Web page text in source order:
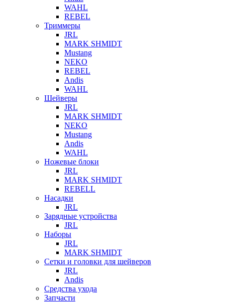
WAHL
REBEL
Триммеры
JRL
MARK SHMIDT
Mustang
NEKO
REBEL
Andis
WAHL
Шейверы
JRL
MARK SHMIDT
NEKO
Mustang
Andis
WAHL
Ножевые блоки
JRL
MARK SHMIDT
REBELL
Насадки
JRL
Зарядные устройства
JRL
Наборы
JRL
MARK SHMIDT
Сетки и головки для шейверов
JRL
Andis
Средства ухода
Запчасти